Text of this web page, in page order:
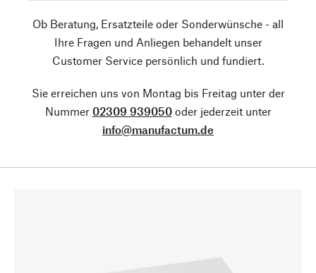
Ob Beratung, Ersatzteile oder Sonderwünsche - all
Ihre Fragen und Anliegen behandelt unser
Customer Service persönlich und fundiert.
Sie erreichen uns von Montag bis Freitag unter der
Nummer 02309 939050oder jederzeit unter
info@manufactum.de